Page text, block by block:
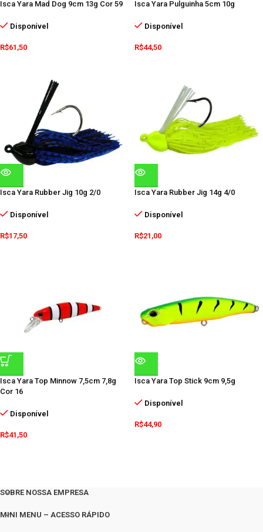
Isca Yara Mad Dog 9cm 13g Cor 59
Disponível
R$61,50
Isca Yara Pulguinha 5cm 10g
Disponível
R$44,50
Isca Yara Rubber Jig 10g 2/0
Disponível
R$17,50
Isca Yara Rubber Jig 14g 4/0
Disponível
R$21,00
Isca Yara Top Minnow 7,5cm 7,8g
Cor 16
Disponível
R$41,50
Isca Yara Top Stick 9cm 9,5g
Disponível
R$44,90
SOBRE NOSSA EMPRESA
MINI MENU – ACESSO RÁPIDO